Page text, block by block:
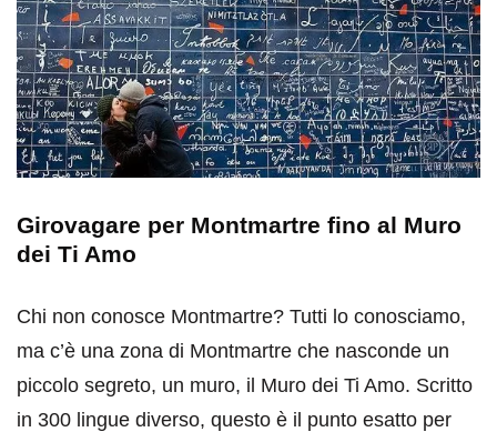
Girovagare per Montmartre fino al Muro
dei Ti Amo
Chi non conosce Montmartre? Tutti lo conosciamo,
ma c’è una zona di Montmartre che nasconde un
piccolo segreto, un muro, il Muro dei Ti Amo. Scritto
in 300 lingue diverso, questo è il punto esatto per